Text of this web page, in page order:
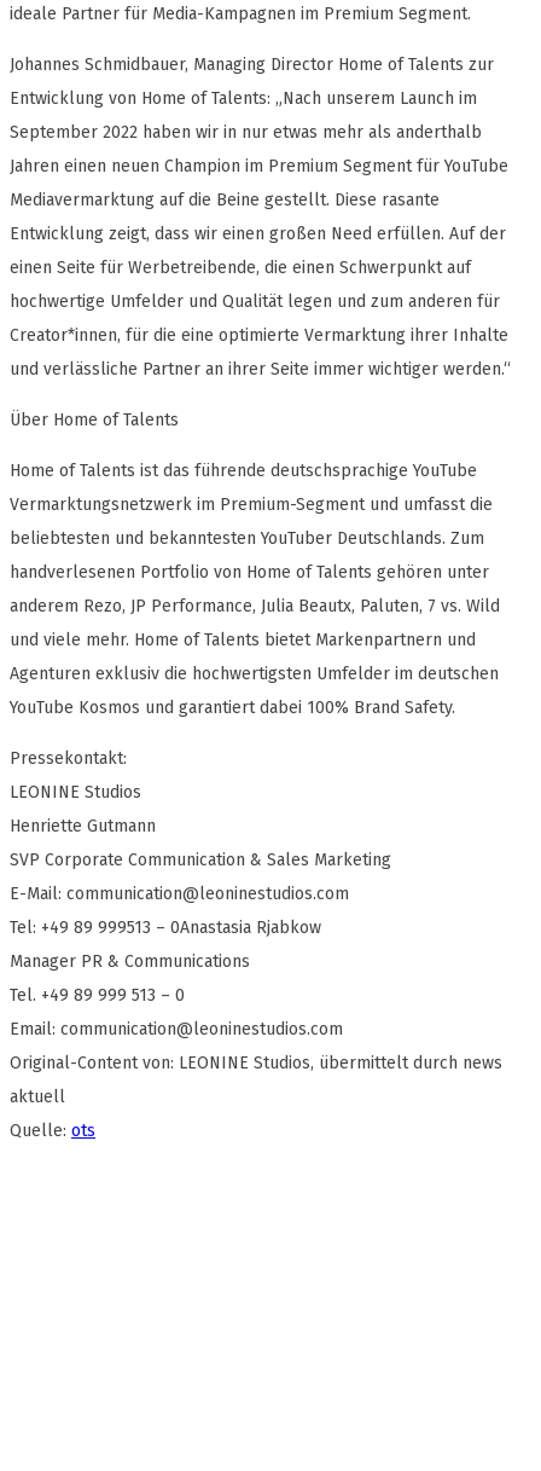
ideale Partner für Media-Kampagnen im Premium Segment.
Johannes Schmidbauer, Managing Director Home of Talents zur
Entwicklung von Home of Talents: „Nach unserem Launch im
September 2022 haben wir in nur etwas mehr als anderthalb
Jahren einen neuen Champion im Premium Segment für YouTube
Mediavermarktung auf die Beine gestellt. Diese rasante
Entwicklung zeigt, dass wir einen großen Need erfüllen. Auf der
einen Seite für Werbetreibende, die einen Schwerpunkt auf
hochwertige Umfelder und Qualität legen und zum anderen für
Creator*innen, für die eine optimierte Vermarktung ihrer Inhalte
und verlässliche Partner an ihrer Seite immer wichtiger werden.“
Über Home of Talents
Home of Talents ist das führende deutschsprachige YouTube
Vermarktungsnetzwerk im Premium-Segment und umfasst die
beliebtesten und bekanntesten YouTuber Deutschlands. Zum
handverlesenen Portfolio von Home of Talents gehören unter
anderem Rezo, JP Performance, Julia Beautx, Paluten, 7 vs. Wild
und viele mehr. Home of Talents bietet Markenpartnern und
Agenturen exklusiv die hochwertigsten Umfelder im deutschen
YouTube Kosmos und garantiert dabei 100% Brand Safety.
Pressekontakt:
LEONINE Studios
Henriette Gutmann
SVP Corporate Communication & Sales Marketing
E-Mail: communication@leoninestudios.com
Tel: +49 89 999513 – 0Anastasia Rjabkow
Manager PR & Communications
Tel. +49 89 999 513 – 0
Email: communication@leoninestudios.com
Original-Content von: LEONINE Studios, übermittelt durch news
aktuell
Quelle: ots